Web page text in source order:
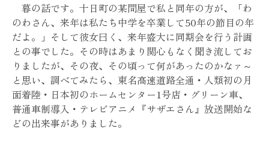
暮の話です。十日町の某問屋で私と同年の方が、「わ
のわさん、来年は私たち中学を卒業して50年の節目の年
だよ。」そして彼女曰く、来年盛大に同期会を行う計画
との事でした。その時はあまり関心もなく聞き流してお
りましたが、その夜、その頃って何があったのかなァ～
と思い、調べてみたら、東名高速道路全通・人類初の月
面着陸・日本初のホームセンター1号店・グリーン車、
普通車制導入・テレビアニメ『サザエさん』放送開始な
どの出来事がありました。